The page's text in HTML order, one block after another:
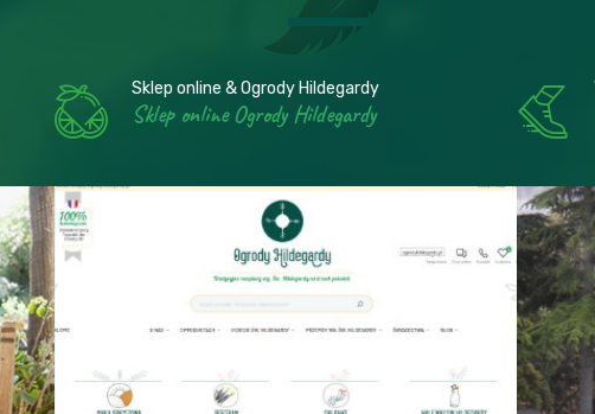
Wyjazdy i posty Św Hildegardy
Posty Św Hildegardy w zakonach Benedyktynek
Wyjazdy i posty Św Hildegardy
Posty Św Hildegardy w zakonach
Benedyktynek
WIĘCEJ